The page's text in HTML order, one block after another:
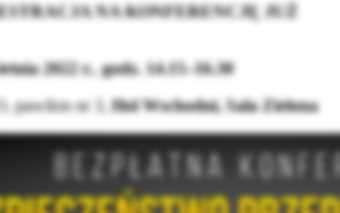
NA KONFERENCJĘ JUŻ
2022 r.,godz. 14.15–16.30
pawilon nr 3,Hol Wschodni, Sala Zielona